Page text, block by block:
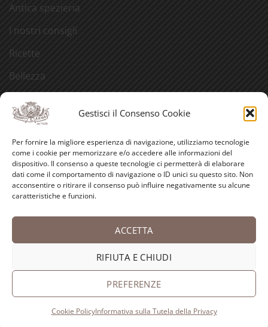
Gestisci il Consenso Cookie
Per fornire la migliore esperienza di navigazione, utilizziamo tecnologie
come i cookie per memorizzare e/o accedere alle informazioni del
dispositivo. Il consenso a queste tecnologie ci permetterà di elaborare
dati come il comportamento di navigazione o ID unici su questo sito. Non
acconsentire o ritirare il consenso può influire negativamente su alcune
caratteristiche e funzioni.
ACCETTA
RIFIUTA E CHIUDI
PREFERENZE
Cookie PolicyInformativa sulla Tutela della Privacy
Antica spezieria
I nostri consigli
Ricette
Bellezza
Aforismi
Eventi
Video
Curiosità
Express
Antica Farmacia-Erboristeria Sant'Anna